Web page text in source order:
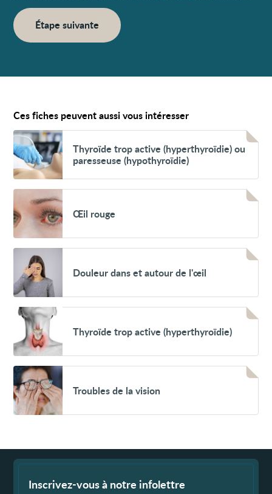
Étape suivante
Ces fiches peuvent aussi vous intéresser
Voir
Thyroïde
trop
active
(hyperthyroïdie)
paresseuse
(hypothyroïdie)
Thyroïde trop active (hyperthyroïdie) ou
paresseuse (hypothyroïdie)
Voir
Œil
rouge
Œil rouge
Voir
Douleur
dans
et
autour
l'œil
Douleur dans et autour de l'œil
Voir
Thyroïde
trop
active
(hyperthyroïdie)
Thyroïde trop active (hyperthyroïdie)
Voir
Troubles
de
la
vision
Troubles de la vision
Inscrivez-vous à notre infolettre